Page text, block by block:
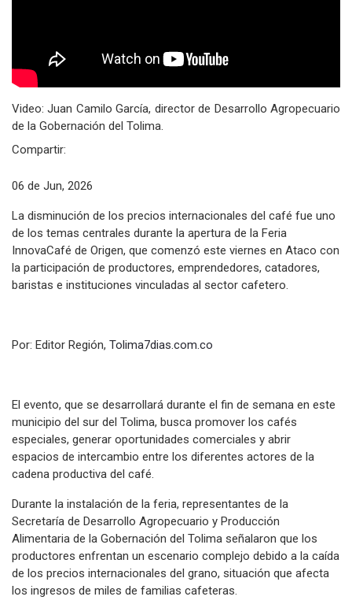
Video: Juan Camilo García, director de Desarrollo Agropecuario
de la Gobernación del Tolima.
Compartir:
06 de Jun, 2026
La disminución de los precios internacionales del café fue uno
de los temas centrales durante la apertura de la Feria
InnovaCafé de Origen, que comenzó este viernes en Ataco con
la participación de productores, emprendedores, catadores,
baristas e instituciones vinculadas al sector cafetero.
Por: Editor Región, Tolima7dias.com.co
El evento, que se desarrollará durante el fin de semana en este
municipio del sur del Tolima, busca promover los cafés
especiales, generar oportunidades comerciales y abrir
espacios de intercambio entre los diferentes actores de la
cadena productiva del café.
Durante la instalación de la feria, representantes de la
Secretaría de Desarrollo Agropecuario y Producción
Alimentaria de la Gobernación del Tolima señalaron que los
productores enfrentan un escenario complejo debido a la caída
de los precios internacionales del grano, situación que afecta
los ingresos de miles de familias cafeteras.